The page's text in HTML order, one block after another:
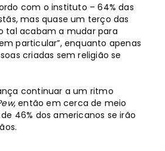
com o instituto – 64% das
mas quase um terço das
tal acabam a mudar para
particular”, enquanto apenas
criadas sem religião se
continuar a um ritmo
, então em cerca de meio
46% dos americanos se irão